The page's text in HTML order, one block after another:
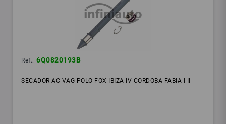
Ref.: 6Q0820193B
SECADOR AC VAG POLO-FOX-IBIZA IV-CORDOBA-FABIA I-II